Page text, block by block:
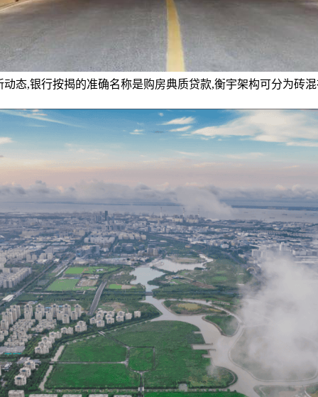
动态,银行按揭的准确名称是购房典质贷款,衡宇架构可分为砖